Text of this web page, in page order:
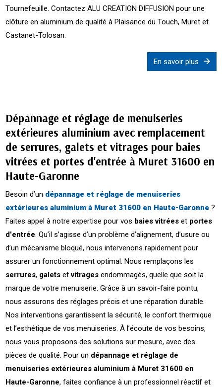
Tournefeuille. Contactez ALU CREATION DIFFUSION pour une
clôture en aluminium de qualité à Plaisance du Touch, Muret et
Castanet-Tolosan.
En savoir plus
Dépannage et réglage de menuiseries
extérieures aluminium avec remplacement
de serrures, galets et vitrages pour baies
vitrées et portes d'entrée à Muret 31600 en
Haute-Garonne
Besoin d’un dépannage et réglage de menuiseries
extérieures aluminium à Muret 31600 en Haute-Garonne ?
Faites appel à notre expertise pour vos baies vitrées et portes
d'entrée. Qu’il s’agisse d’un problème d’alignement, d’usure ou
d’un mécanisme bloqué, nous intervenons rapidement pour
assurer un fonctionnement optimal. Nous remplaçons les
serrures, galets etvitrages endommagés, quelle que soit la
marque de votre menuiserie. Grâce à un savoir-faire pointu,
nous assurons des réglages précis et une réparation durable.
Nos interventions garantissent la sécurité, le confort thermique
et l’esthétique de vos menuiseries. À l’écoute de vos besoins,
nous vous proposons des solutions sur mesure, avec des
pièces de qualité. Pour un dépannage et réglage de
menuiseries extérieures aluminium à Muret 31600 en
Haute-Garonne, faites confiance à un professionnel réactif et